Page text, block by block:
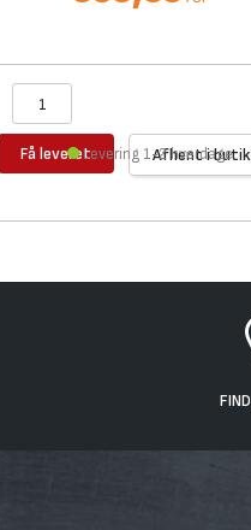
Få leveret Afhent i butik
Levering 1-2 hverdage